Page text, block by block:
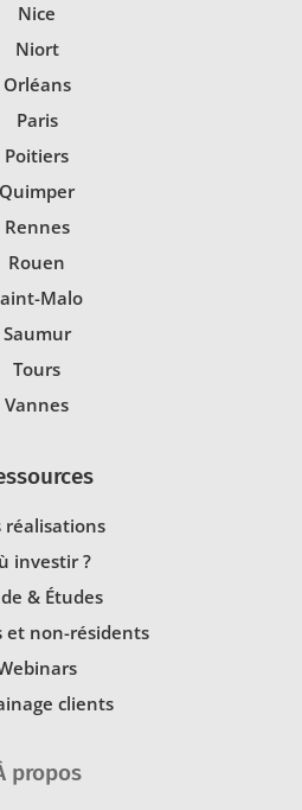
Nice
Niort
Orléans
Paris
Poitiers
Quimper
Rennes
Rouen
Malo
Saumur
Tours
Vannes
réalisations
investir ?
& Études
et non-résidents
clients
propos